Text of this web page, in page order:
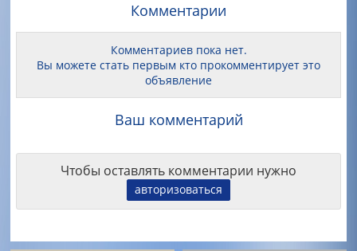
Комментарии
Комментариев пока нет.
Вы можете стать первым кто прокомментирует это
объявление
Ваш комментарий
Чтобы оставлять комментарии нужно
авторизоваться